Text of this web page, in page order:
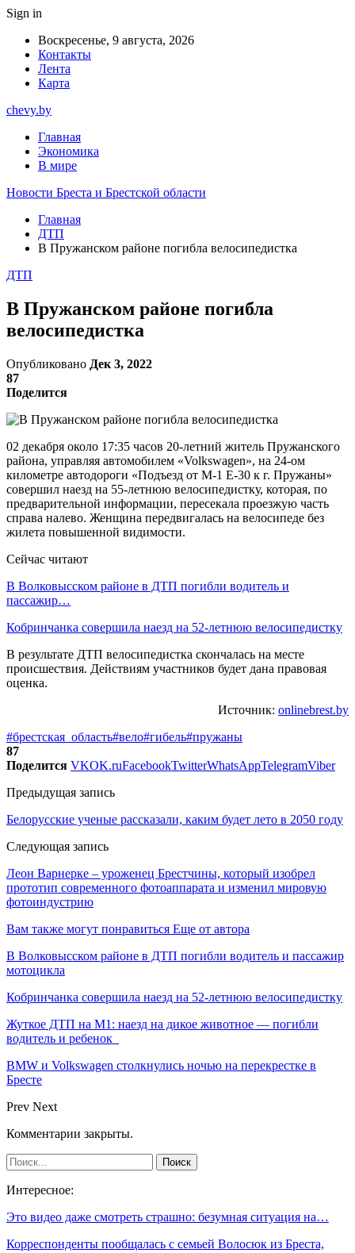
Sign in
Воскресенье, 9 августа, 2026
Контакты
Лента
Карта
chevy.by
Главная
Экономика
В мире
Новости Бреста и Брестской области
Главная
ДТП
В Пружанском районе погибла велосипедистка
ДТП
В Пружанском районе погибла
велосипедистка
Опубликовано Дек 3, 2022
87
Поделится
02 декабря около 17:35 часов 20-летний житель Пружанского
района, управляя автомобилем «Volkswagen», на 24-ом
километре автодороги «Подъезд от М-1 Е-30 к г. Пружаны»
совершил наезд на 55-летнюю велосипедистку, которая, по
предварительной информации, пересекала проезжую часть
справа налево. Женщина передвигалась на велосипеде без
жилета повышенной видимости.
Сейчас читают
В Волковысском районе в ДТП погибли водитель и
пассажир…
Кобринчанка совершила наезд на 52-летнюю велосипедистку
В результате ДТП велосипедистка скончалась на месте
происшествия. Действиям участников будет дана правовая
оценка.
Источник: onlinebrest.by
#брестская_область#вело#гибель#пружаны
87
Поделится VKOK.ruFacebookTwitterWhatsAppTelegramViber
Предыдущая запись
Белорусские ученые рассказали, каким будет лето в 2050 году
Следующая запись
Леон Варнерке – уроженец Брестчины, который изобрел
прототип современного фотоаппарата и изменил мировую
фотоиндустрию
Вам также могут понравиться Еще от автора
В Волковысском районе в ДТП погибли водитель и пассажир
мотоцикла
Кобринчанка совершила наезд на 52-летнюю велосипедистку
Жуткое ДТП на М1: наезд на дикое животное — погибли
водитель и ребенок
BMW и Volkswagen столкнулись ночью на перекрестке в
Бресте
Prev Next
Комментарии закрыты.
Интересное:
Это видео даже смотреть страшно: безумная ситуация на…
Корреспонденты пообщалась с семьей Волосюк из Бреста,